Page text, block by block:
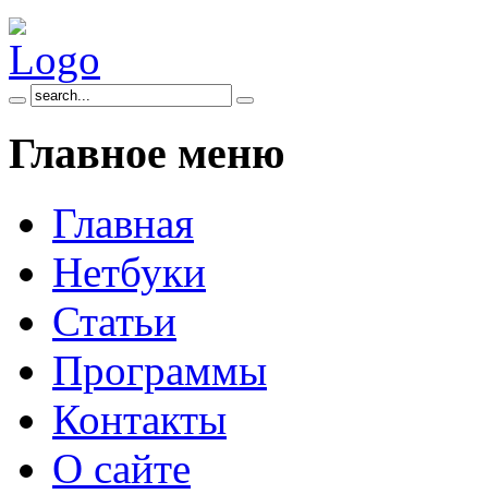
Главное меню
Главная
Нетбуки
Статьи
Программы
Контакты
О сайте